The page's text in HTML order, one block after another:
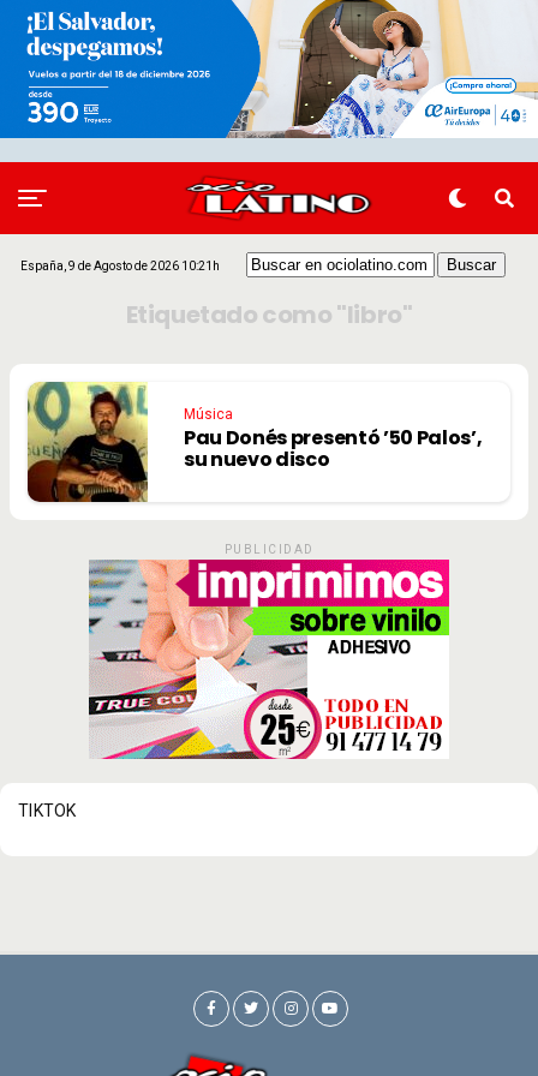
España, 9 de Agosto de 2026 10:21h
Etiquetado como "libro"
Música
Pau Donés presentó ’50 Palos’,
su nuevo disco
PUBLICIDAD
TIKTOK